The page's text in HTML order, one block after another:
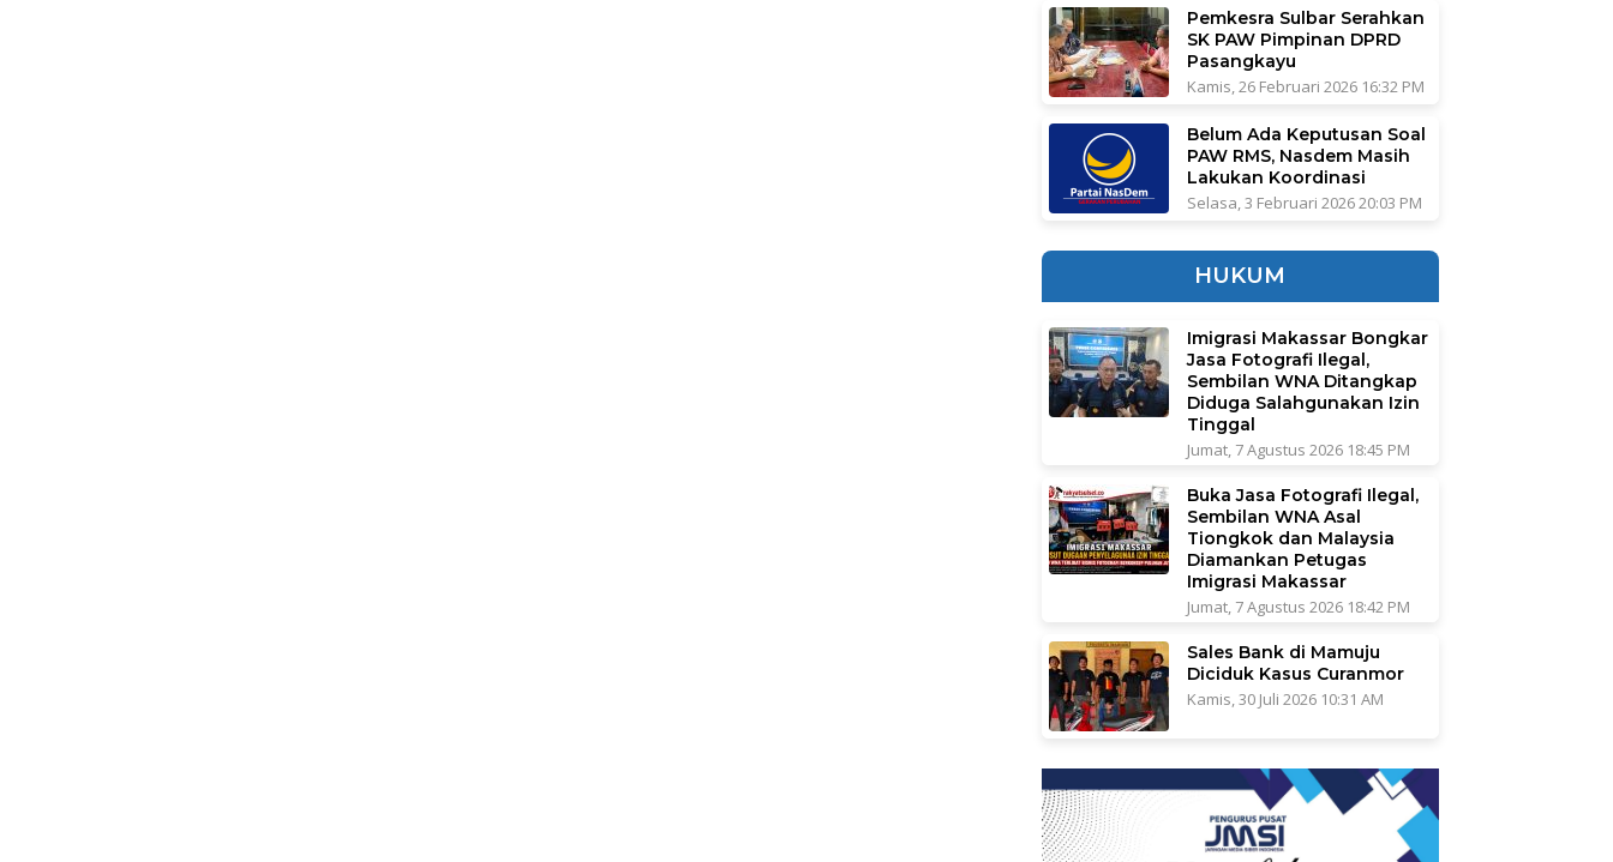
Pemkesra Sulbar Serahkan
SK PAW Pimpinan DPRD
Pasangkayu
Kamis, 26 Februari 2026 16:32 PM
Belum Ada Keputusan Soal
PAW RMS, Nasdem Masih
Lakukan Koordinasi
Selasa, 3 Februari 2026 20:03 PM
HUKUM
Imigrasi Makassar Bongkar
Jasa Fotografi Ilegal,
Sembilan WNA Ditangkap
Diduga Salahgunakan Izin
Tinggal
Jumat, 7 Agustus 2026 18:45 PM
Buka Jasa Fotografi Ilegal,
Sembilan WNA Asal
Tiongkok dan Malaysia
Diamankan Petugas
Imigrasi Makassar
Jumat, 7 Agustus 2026 18:42 PM
Sales Bank di Mamuju
Diciduk Kasus Curanmor
Kamis, 30 Juli 2026 10:31 AM